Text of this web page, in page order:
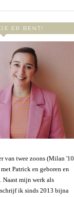
ER BENT!
van twee zoons (Milan '10
Patrick en geboren en
Naast mijn werk als
ik sinds 2013 bijna